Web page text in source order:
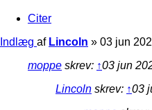
Citer
Indlæg af Lincoln » 03 jun
moppe skrev: ↑03 jun
Lincoln skrev: ↑03